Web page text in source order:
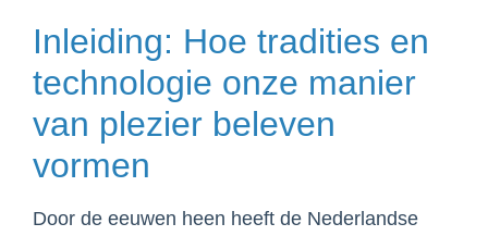
Inleiding: Hoe tradities en
technologie onze manier
van plezier beleven
vormen
Door de eeuwen heen heeft de Nederlandse